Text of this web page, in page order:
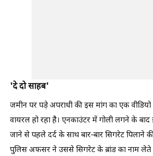
'दे दो साहब'
जमीन पर पड़े अपराधी की इस मांग का एक वीडियो
वायरल हो रहा है। एनकाउंटर में गोली लगने के
जाने से पहले दर्द के साथ बार-बार सिगरेट पिलाने
पुलिस अफसर ने उससे सिगरेट के ब्रांड का नाम